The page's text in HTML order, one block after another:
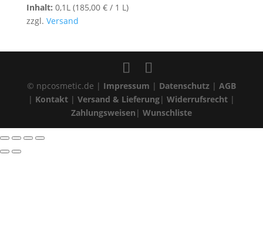
Inhalt: 0,1L (185,00 €/ 1 L)
zzgl. Versand
© npcosmetic.de | Impressum | Datenschutz| AGB
| Kontakt| Versand & Lieferung| Widerrufsrecht|
Zahlungsweisen | Wunschliste